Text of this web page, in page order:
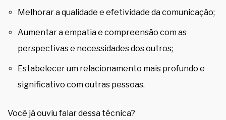
Melhorar a qualidade e efetividade da comunicação;
Aumentar a empatia e compreensão com as
perspectivas e necessidades dos outros;
Estabelecer um relacionamento mais profundo e
significativo com outras pessoas.
Você já ouviu falar dessa técnica?